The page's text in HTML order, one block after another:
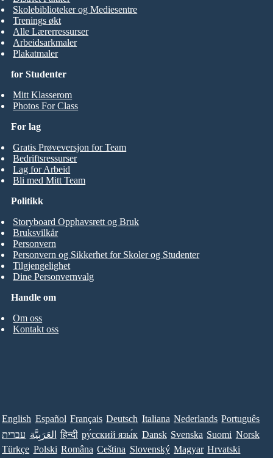
for Studenter
Mitt Klasserom
Photos For Class
Skolebiblioteker og Mediesentre
Trenings økt
Alle Lærerressurser
Arbeidsarkmaler
Plakatmaler
For lag
Gratis Prøveversjon for Team
Bedriftsressurser
Lag for Arbeid
Bli med Mitt Team
Handle om
Om oss
Kontakt oss
Politikk
Storyboard Opphavsrett og Bruk
Bruksvilkår
Personvern
Personvern og Sikkerhet for Skoler og Studenter
Tilgjengelighet
Dine Personvernvalg
English Español Français Deutsch Italiana Nederlands Português
עברית العَرَبِيَّة हिन्दी ру́сский язы́к Dansk Svenska Suomi Norsk
Türkçe Polski Româna Ceština Slovenský Magyar Hrvatski